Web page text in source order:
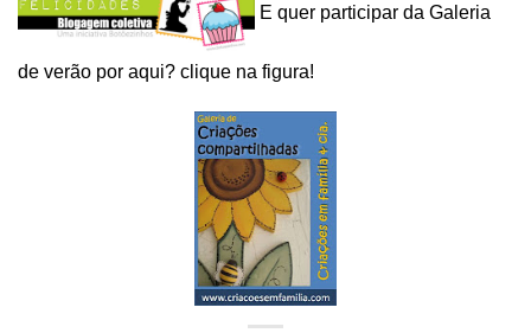
E quer participar da Galeria
de verão por aqui? clique na figura!